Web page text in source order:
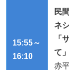
15:55～
16:10
民
ネ
「
て
赤